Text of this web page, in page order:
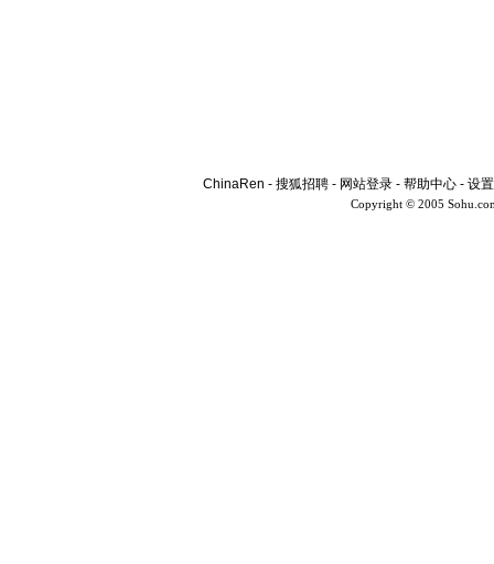
ChinaRen - 搜狐招聘 - 网站登录 - 帮助中心 - 设
Copyright © 2005